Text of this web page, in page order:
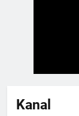
Kanal